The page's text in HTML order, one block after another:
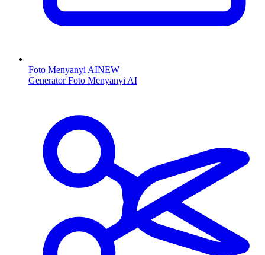
Foto Menyanyi AINEW
Generator Foto Menyanyi AI